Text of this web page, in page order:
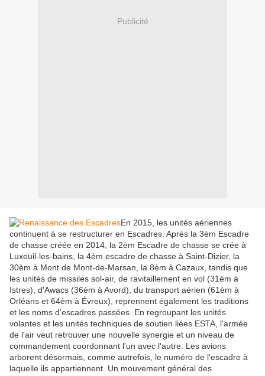
Publicité
En 2015, les unités aériennes
continuent à se restructurer en Escadres. Après la 3èm Escadre
de chasse créée en 2014, la 2èm Escadre de chasse se crée à
Luxeuil-les-bains, la 4èm escadre de chasse à Saint-Dizier, la
30èm à Mont de Mont-de-Marsan, la 8èm à Cazaux, tandis que
les unités de missiles sol-air, de ravitaillement en vol (31èm à
Istres), d'Awacs (36èm à Avord), du transport aérien (61èm à
Orléans et 64èm à Évreux), reprennent également les traditions
et les noms d'escadres passées. En regroupant les unités
volantes et les unités techniques de soutien liées ESTA, l'armée
de l'air veut retrouver une nouvelle synergie et un niveau de
commandement coordonnant l'un avec l'autre. Les avions
arborent désormais, comme autrefois, le numéro de l'escadre à
laquelle ils appartiennent. Un mouvement général des